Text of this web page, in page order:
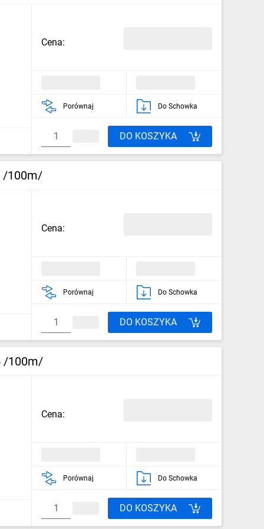
Cena:
Porównaj Do Schowka
DO KOSZYKA
/100m/
Cena:
Porównaj Do Schowka
DO KOSZYKA
/100m/
Cena:
Porównaj Do Schowka
DO KOSZYKA